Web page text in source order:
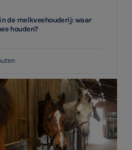
de melkveehouderij: waar
houden?